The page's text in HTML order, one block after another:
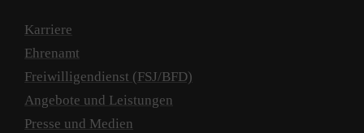
Karriere
Ehrenamt
Freiwilligendienst (FSJ/BFD)
Angebote und Leistungen
Presse und Medien